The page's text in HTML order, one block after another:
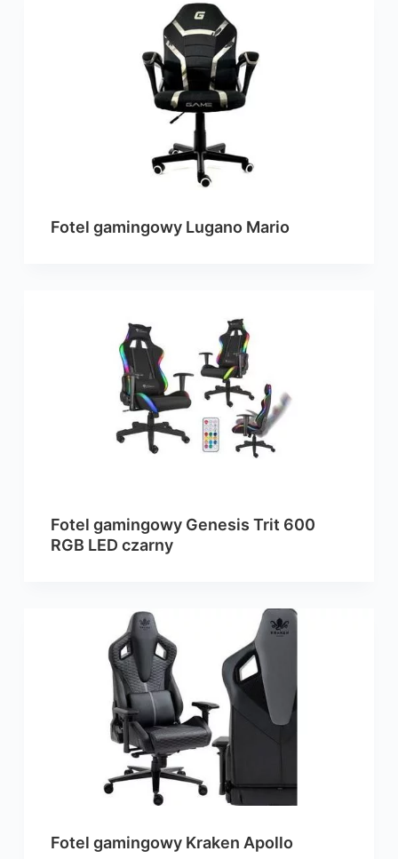
Fotel gamingowy Lugano Mario
Fotel gamingowy Genesis Trit 600
RGB LED czarny
Fotel gamingowy Kraken Apollo